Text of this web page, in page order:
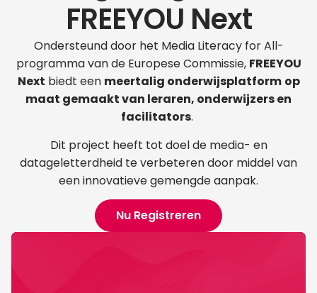
FREEYOU Next
Ondersteund door het Media Literacy for All-
programma van de Europese Commissie, FREEYOU
Next biedt een meertalig onderwijsplatform op
maat gemaakt van leraren, onderwijzers en
facilitators.
Dit project heeft tot doel de media- en
datageletterdheid te verbeteren door middel van
een innovatieve gemengde aanpak.
Nu Registreren